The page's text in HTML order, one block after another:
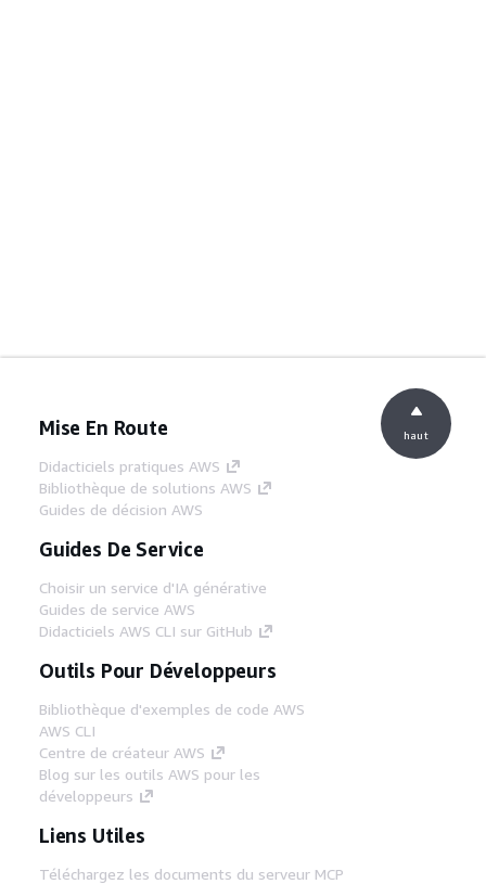
Mise En Route
Didacticiels pratiques AWS
Bibliothèque de solutions AWS
Guides de décision AWS
Guides De Service
Choisir un service d'IA générative
Guides de service AWS
Didacticiels AWS CLI sur GitHub
Outils Pour Développeurs
Bibliothèque d'exemples de code AWS
AWS CLI
Centre de créateur AWS
Blog sur les outils AWS pour les
développeurs
Liens Utiles
Téléchargez les documents du serveur MCP
haut